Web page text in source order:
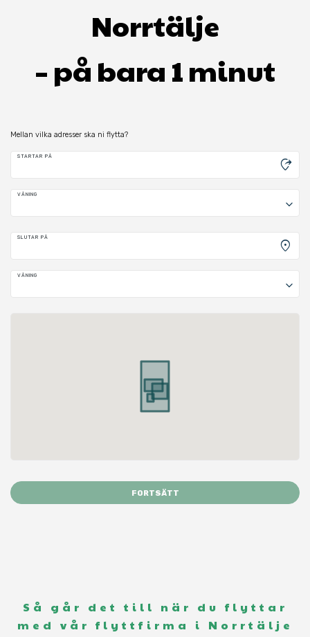
Norrtälje
– på bara 1 minut
Mellan vilka adresser ska ni flytta?
STARTAR PÅ
moved_location
VÅNING
keyboard_arrow_down
SLUTAR PÅ
location_on
VÅNING
keyboard_arrow_down
FORTSÄTT
Så går det till när du flyttar
med vår flyttfirma i Norrtälje